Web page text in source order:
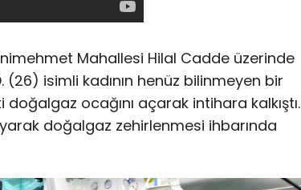
Mahallesi Hilal Cadde üzerinde
isimli kadının henüz bilinmeyen bir
ocağını açarak intihara kalkıştı.
doğalgaz zehirlenmesi ihbarında